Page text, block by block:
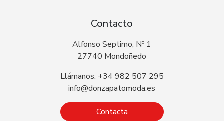
Contacto
Alfonso Septimo, Nº 1
27740 Mondoñedo
Llámanos: +34 982 507 295
info@donzapatomoda.es
Contacta